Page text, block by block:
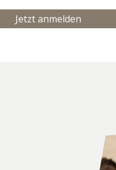
Jetzt anmelden